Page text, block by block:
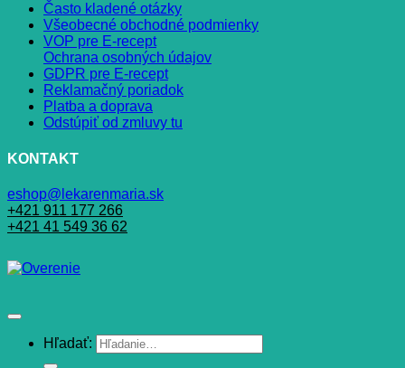
Často kladené otázky
Všeobecné obchodné podmienky
VOP pre E-recept
Ochrana osobných údajov
GDPR pre E-recept
Reklamačný poriadok
Platba a doprava
Odstúpiť od zmluvy tu
KONTAKT
eshop@lekarenmaria.sk
+421 911 177 266
+421 41 549 36 62
Hľadať: